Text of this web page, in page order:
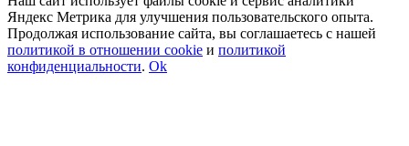
Яндекс Метрика для улучшения пользовательского опыта.
Продолжая использование сайта, вы соглашаетесь с нашей
политикой в отношении cookie и политикой
конфиденциальности. Ok